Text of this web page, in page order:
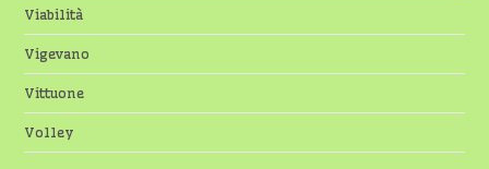
Viabilità
Vigevano
Vittuone
Volley